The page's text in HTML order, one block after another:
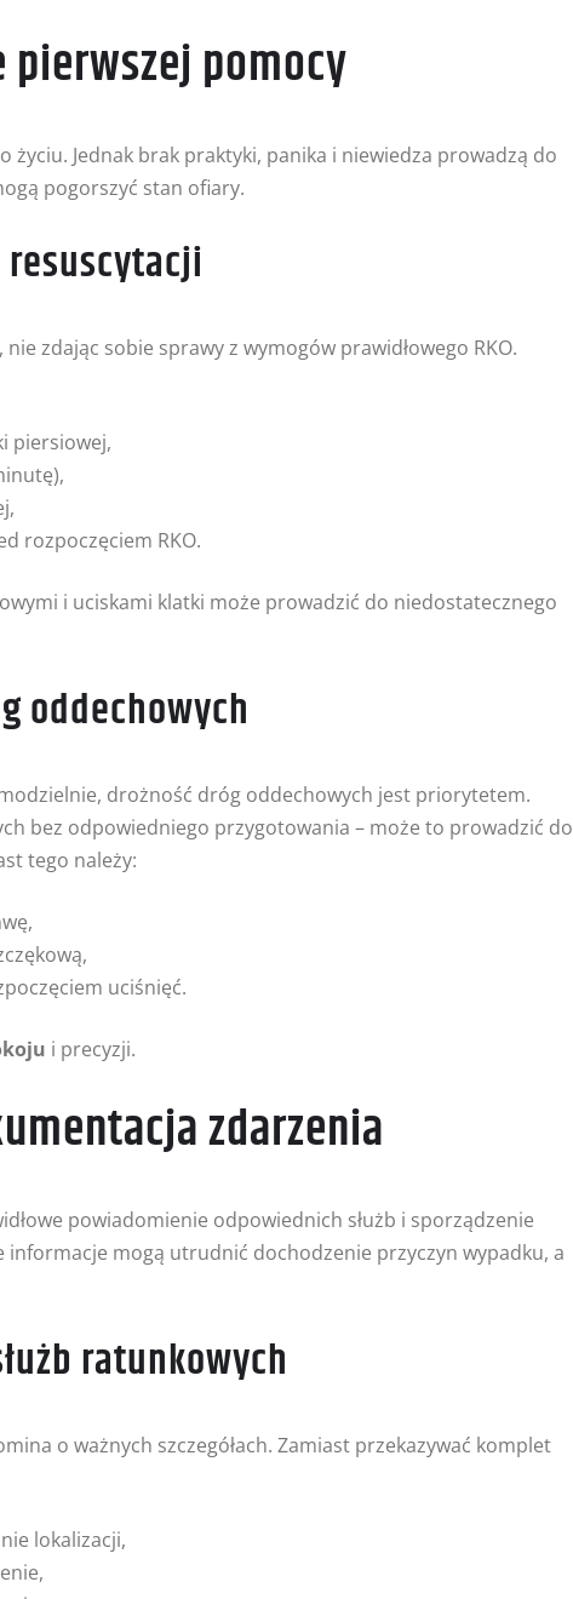
pierwszej pomocy
życiu. Jednak brak praktyki, panika i niewiedza prowadzą do
pogorszyć stan ofiary.
zdając sobie sprawy z wymogów prawidłowego RKO.
piersiowej,
rozpoczęciem RKO.
i uciskami klatki może prowadzić do niedostatecznego
oddechowych
drożność dróg oddechowych jest priorytetem.
bez odpowiedniego przygotowania – może to prowadzić do
tego należy:
uciśnięć.
i precyzji.
zdarzenia
powiadomienie odpowiednich służb i sporządzenie
informacje mogą utrudnić dochodzenie przyczyn wypadku, a
ratunkowych
o ważnych szczegółach. Zamiast przekazywać komplet
lokalizacji,